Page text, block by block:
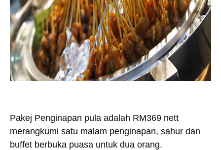
Pakej Penginapan pula adalah RM369 nett
merangkumi satu malam penginapan, sahur dan
buffet berbuka puasa untuk dua orang.